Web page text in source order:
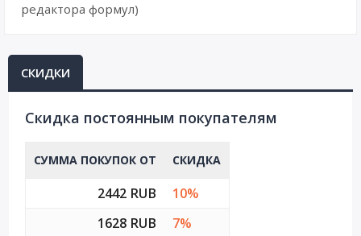
редактора формул)
СКИДКИ
Cкидка постоянным покупателям
СУММА ПОКУПОК ОТ СКИДКА
2442 RUB
10%
1628 RUB
7%